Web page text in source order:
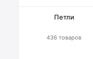
Петли
436 товаров